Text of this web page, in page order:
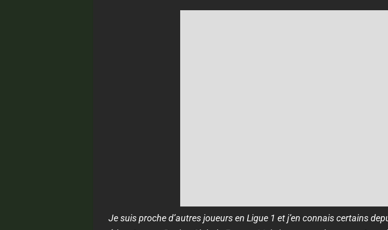
Je suis proche d’autres joueurs en Ligue 1 et j’en connais certains